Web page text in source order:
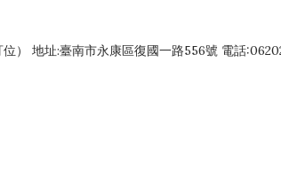
） 地址:臺南市永康區復國一路556號 電話